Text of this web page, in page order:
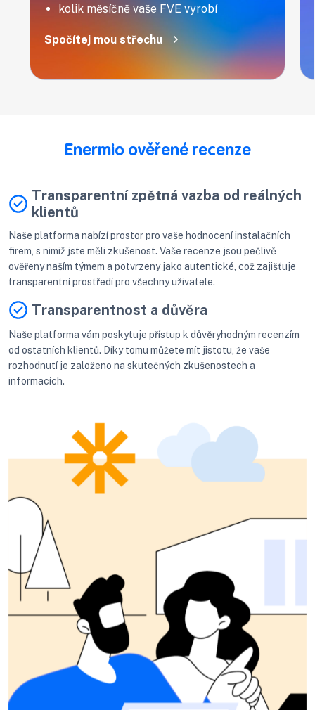
kolik měsíčně vaše FVE vyrobí
Spočítej mou střechu
Enermio ověřené recenze
Transparentní zpětná vazba od reálných
klientů
Naše platforma nabízí prostor pro vaše hodnocení instalačních
firem, s nimiž jste měli zkušenost. Vaše recenze jsou pečlivě
ověřeny naším týmem a potvrzeny jako autentické, což zajišťuje
transparentní prostředí pro všechny uživatele.
Transparentnost a důvěra
Naše platforma vám poskytuje přístup k důvěryhodným recenzím
od ostatních klientů. Díky tomu můžete mít jistotu, že vaše
rozhodnutí je založeno na skutečných zkušenostech a
informacích.